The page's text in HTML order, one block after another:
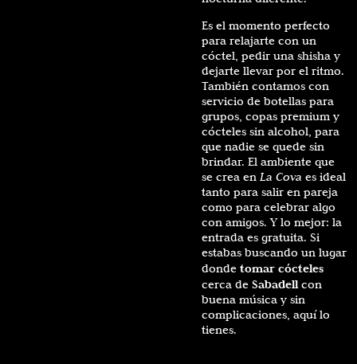
Es el momento perfecto
para relajarte con un
cóctel, pedir una shisha y
dejarte llevar por el ritmo.
También contamos con
servicio de botellas para
grupos, copas premium y
cócteles sin alcohol, para
que nadie se quede sin
brindar. El ambiente que
se crea en La Cova es ideal
tanto para salir en pareja
como para celebrar algo
con amigos. Y lo mejor: la
entrada es gratuita. Si
estabas buscando un lugar
donde tomar cócteles
cerca deSabadellcon
buena música y sin
complicaciones, aquí lo
tienes.